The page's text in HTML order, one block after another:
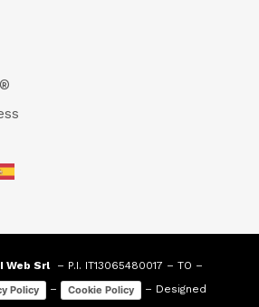
Web Srl– P.I. IT13065480017 – TO –
Policy – Cookie Policy
– Designed